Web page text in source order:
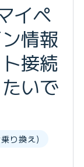
イペ
情報
接続
いで
り換え)